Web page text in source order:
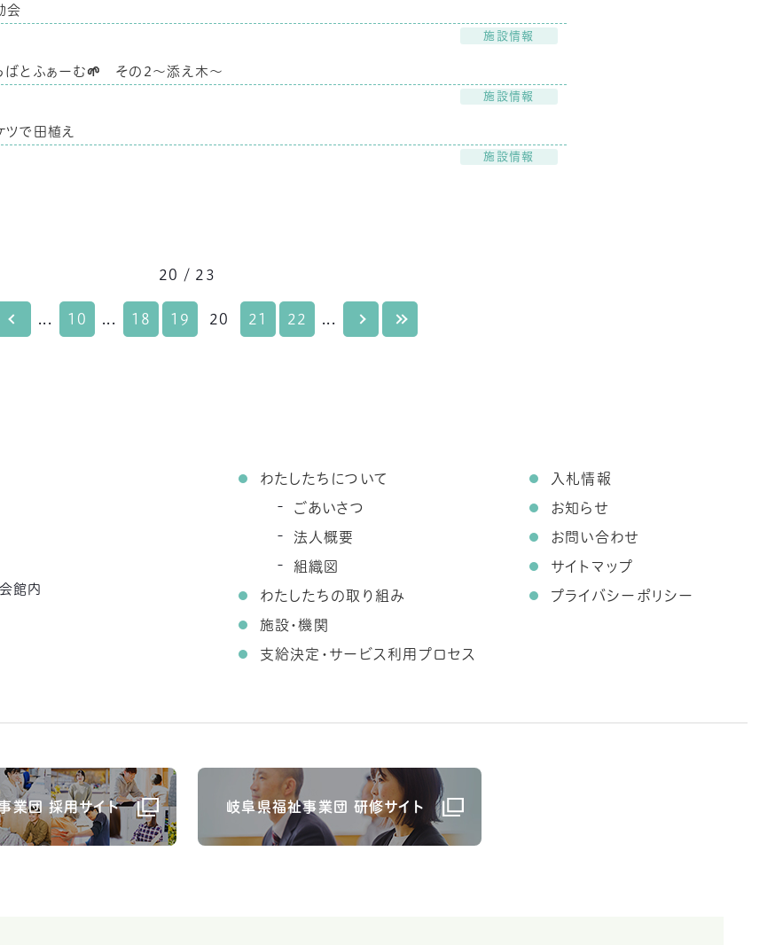
会
施設情報
ばとふぁーむ🌱 その2～添え木～
施設情報
ツで田植え
施設情報
20 / 23
10 18 19 20 21 22
館内
わたしたちについて
ごあいさつ
法人概要
組織図
わたしたちの取り組み
施設・機関
支給決定・サービス利用プロセス
入札情報
お知らせ
お問い合わせ
サイトマップ
プライバシーポリシー
業団 採用サイト 岐阜県福祉事業団 研修サイト